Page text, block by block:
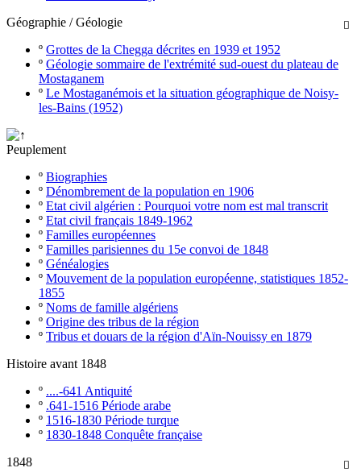

Géographie / Géologie
º Grottes de la Chegga décrites en 1939 et 1952
º Géologie sommaire de l'extrémité sud-ouest du plateau de
Mostaganem
º Le Mostaganémois et la situation géographique de Noisy-
les-Bains (1952)
Peuplement
º Biographies
º Dénombrement de la population en 1906
º Etat civil algérien : Pourquoi votre nom est mal transcrit
º Etat civil français 1849-1962
º Familles européennes
º Familles parisiennes du 15e convoi de 1848
º Généalogies
º Mouvement de la population européenne, statistiques 1852-
1855
º Noms de famille algériens
º Origine des tribus de la région
º Tribus et douars de la région d'Aïn-Nouissy en 1879
Histoire avant 1848
º ....-641 Antiquité
º .641-1516 Période arabe
º 1516-1830 Période turque
º 1830-1848 Conquête française

1848